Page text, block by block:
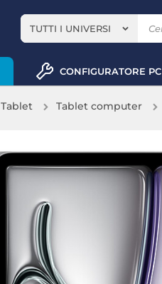
TUTTI I UNIVERSI
CONFIGURATORE PC
Tablet Tablet computer